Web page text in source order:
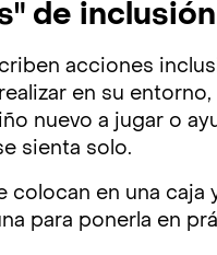
de inclusión
acciones
en su
nuevo a jugar o
sienta solo.
colocan en una caja
para ponerla en